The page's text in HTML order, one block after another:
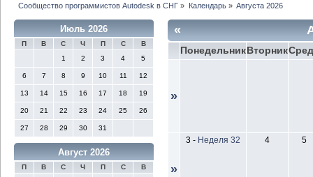
Сообщество программистов Autodesk в СНГ » Календарь» Августа 2026
Июль 2026
П В С Ч П С
В
1
2 3 4 5
6 7 8 9 10 11 12
13 14 15 16 17 18 19
20 21 22 23 24 25 26
27 28 29 30 31
Август 2026
П В С Ч П С
В
«
ПонедельникВторник
»
»
3 - Неделя 32 4 5